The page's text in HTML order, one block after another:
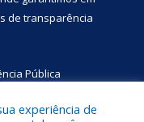
de transparência
Pública
experiência de